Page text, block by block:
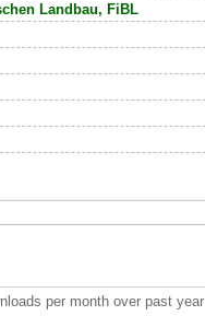
Landbau, FiBL
per month over past year